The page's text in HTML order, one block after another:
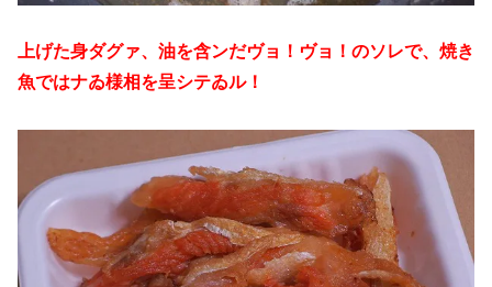
上げた身ダグァ、油を含ンだヴョ！ヴョ！のソレで、焼き
魚ではナゐ様相を呈シテゐル！